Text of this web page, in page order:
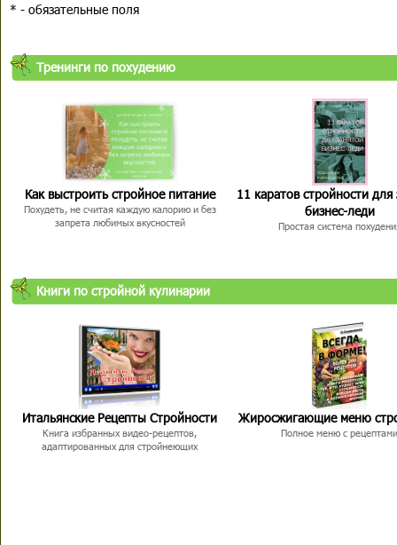
* - обязательные поля
Тренинги по похудению
Как выстроить стройное питание
Похудеть, не считая каждую калорию и без
запрета любимых вкусностей
11 каратов стройности для
бизнес-леди
Простая система
Книги по стройной кулинарии
Итальянские Рецепты Стройности
Книга избранных видео-рецептов,
адаптированных для стройнеющих
Жиросжигающие меню
Полное меню с рецептами